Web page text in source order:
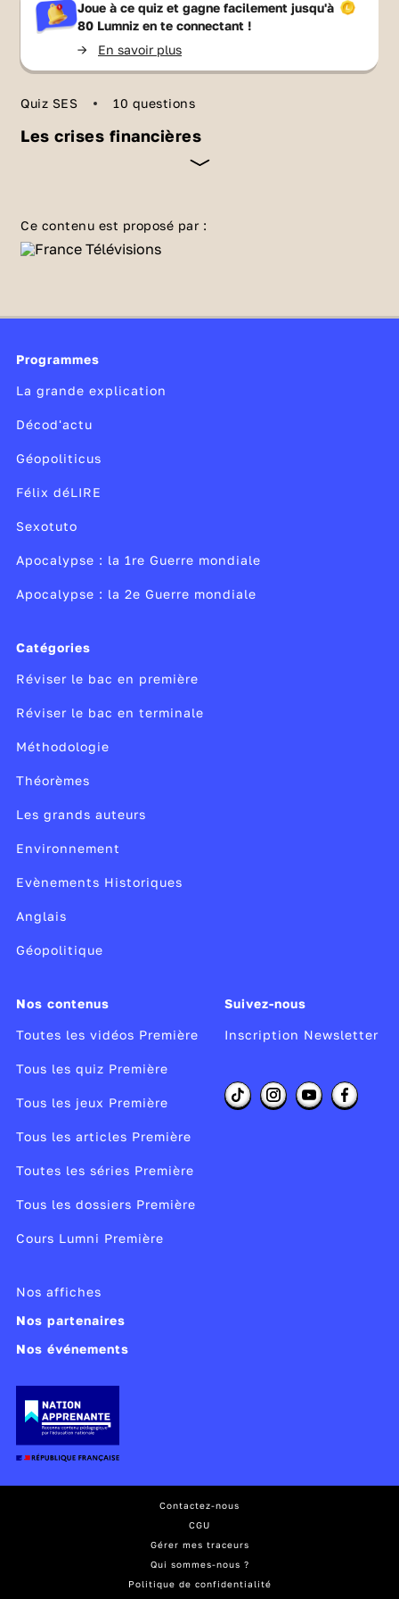
Joue à ce quiz et gagne facilement jusqu'à
80 Lumniz en te connectant !
-> En savoir plus
Quiz SES 10 questions
Les crises financières
dysfonctionnement brutal du système
financier, marqué par une chute des prix des
acteurs économiques. Elle est souvent liée à
sont les mécanismes qui ont conduit aux
crises financières de 1929 et de 2008 ? Qu’est-
connaissances sur les crises financières dans
ce quiz.
Ce contenu est proposé par :
Programmes
La grande explication
Décod'actu
Géopoliticus
Félix déLIRE
Sexotuto
Apocalypse : la 1re Guerre mondiale
Apocalypse : la 2e Guerre mondiale
Catégories
Réviser le bac en première
Réviser le bac en terminale
Méthodologie
Théorèmes
Les grands auteurs
Environnement
Evènements Historiques
Anglais
Géopolitique
Nos contenus
Toutes les vidéos Première
Tous les quiz Première
Tous les jeux Première
Tous les articles Première
Toutes les séries Première
Tous les dossiers Première
Cours Lumni Première
Suivez-nous
Inscription Newsletter
Nos affiches
Nos partenaires
Nos événements
Contactez-nous
CGU
Gérer mes traceurs
Qui sommes-nous ?
Politique de confidentialité